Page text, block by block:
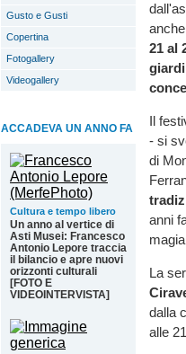
Gusto e Gusti
Copertina
Fotogallery
Videogallery
ACCADEVA UN ANNO FA
Cultura e tempo libero
Un anno al vertice di
Asti Musei: Francesco
Antonio Lepore traccia
il bilancio e apre nuovi
orizzonti culturali
[FOTO E
VIDEOINTERVISTA]
21 al
Il
- si
di
anni
La
dalla
alle